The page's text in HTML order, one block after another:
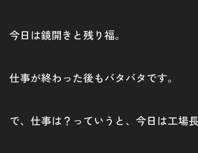
今日は鏡開きと残り福。
仕事が終わった後もバタバタです。
で、仕事は？っていうと、今日は工場